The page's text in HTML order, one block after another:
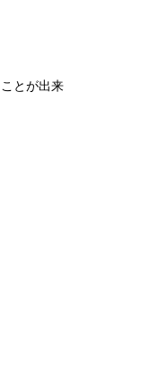
とが出来